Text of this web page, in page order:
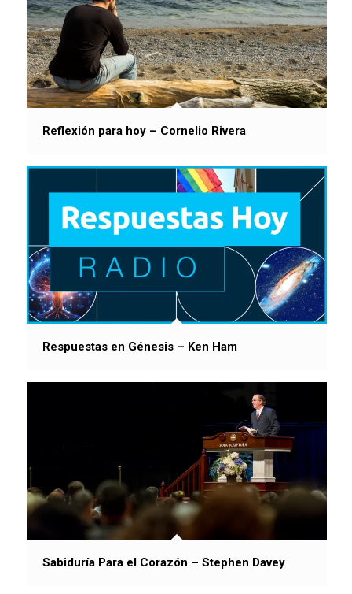
Reflexión para hoy – Cornelio Rivera
Respuestas en Génesis – Ken Ham
Sabiduría Para el Corazón – Stephen Davey